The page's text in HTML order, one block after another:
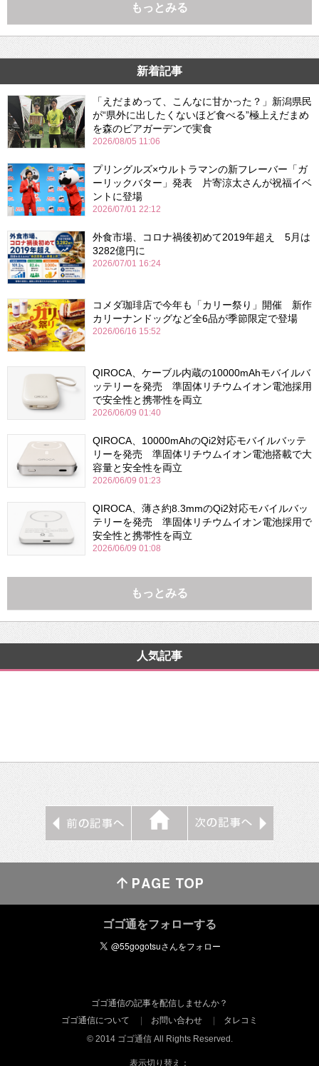
もっとみる
新着記事
「えだまめって、こんなに甘かった？」新潟県民
が“県外に出したくないほど食べる”極上えだまめ
を森のビアガーデンで実食
2026/08/05 11:06
プリングルズ×ウルトラマンの新フレーバー「ガ
ーリックバター」発表 片寄涼太さんが祝福イベ
ントに登場
2026/07/01 22:12
外食市場、コロナ禍後初めて2019年超え 5月は
3282億円に
2026/07/01 16:24
コメダ珈琲店で今年も「カリー祭り」開催 新作
カリーナンドッグなど全6品が季節限定で登場
2026/06/16 15:52
QIROCA、ケーブル内蔵の10000mAhモバイルバ
ッテリーを発売 準固体リチウムイオン電池採用
で安全性と携帯性を両立
2026/06/09 01:40
QIROCA、10000mAhのQi2対応モバイルバッテ
リーを発売 準固体リチウムイオン電池搭載で大
容量と安全性を両立
2026/06/09 01:23
QIROCA、薄さ約8.3mmのQi2対応モバイルバッ
テリーを発売 準固体リチウムイオン電池採用で
安全性と携帯性を両立
2026/06/09 01:08
もっとみる
人気記事
ゴゴ通をフォローする
ゴゴ通信の記事を配信しませんか？
ゴゴ通信について
お問い合わせ
タレコミ
© 2014 ゴゴ通信 All Rights Reserved.
表示切り替え：